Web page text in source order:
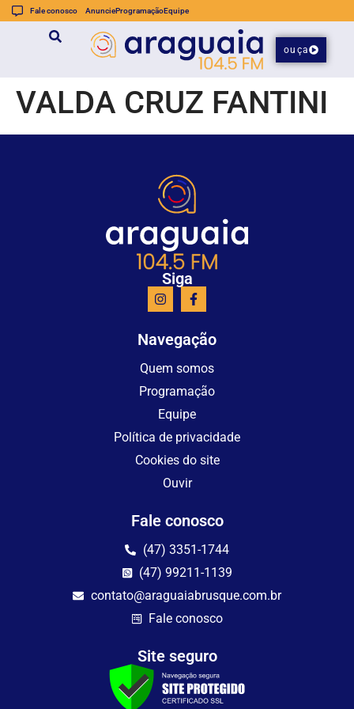
Fale conosco AnuncieProgramaçãoEquipe
ouça
VALDA CRUZ FANTINI
Siga
Navegação
Quem somos
Programação
Equipe
Política de privacidade
Cookies do site
Ouvir
Fale conosco
(47) 3351-1744
(47) 99211-1139
contato@araguaiabrusque.com.br
Fale conosco
Site seguro